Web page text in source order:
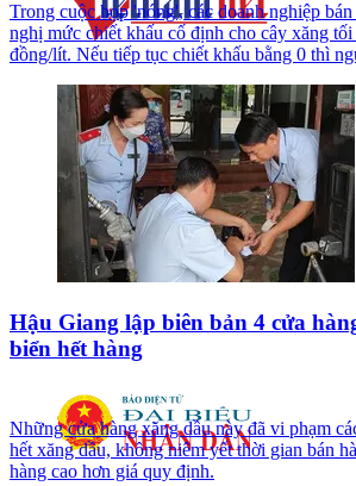
Trong cuộc họp 'nóng', các doanh nghiệp
nghị mức chiết khấu cố định cho cây xăng
đồng/lít. Nếu tiếp tục chiết khấu bằng 0 thì
Hậu Giang lập biên bản 4 cửa
biển hết hàng
Những cửa hàng xăng dầu này đã vi phạm
hết xăng dầu, không niêm yết thời gian bán
hàng cao hơn giá quy định.